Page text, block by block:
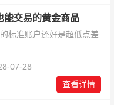
交易的黄金商品
标准账户还好是超低点差
07-28
查看详情